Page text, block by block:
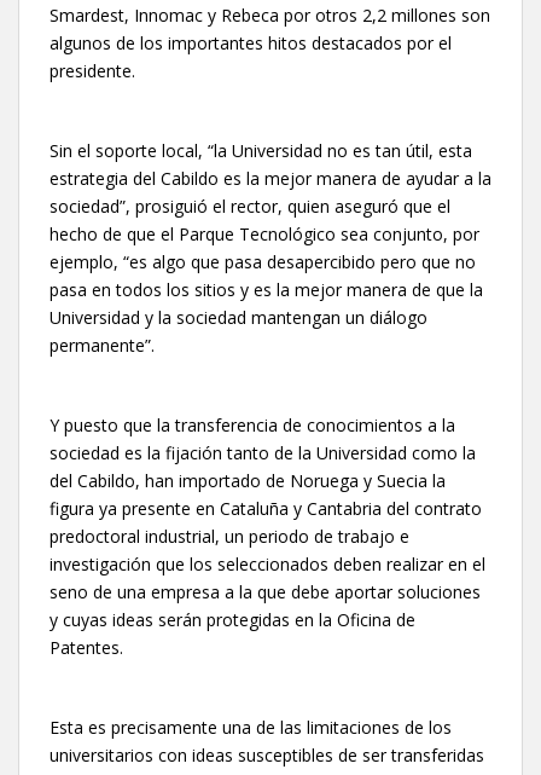
Smardest, Innomac y Rebeca por otros 2,2 millones son
algunos de los importantes hitos destacados por el
presidente.
Sin el soporte local, “la Universidad no es tan útil, esta
estrategia del Cabildo es la mejor manera de ayudar a la
sociedad”, prosiguió el rector, quien aseguró que el
hecho de que el Parque Tecnológico sea conjunto, por
ejemplo, “es algo que pasa desapercibido pero que no
pasa en todos los sitios y es la mejor manera de que la
Universidad y la sociedad mantengan un diálogo
permanente”.
Y puesto que la transferencia de conocimientos a la
sociedad es la fijación tanto de la Universidad como la
del Cabildo, han importado de Noruega y Suecia la
figura ya presente en Cataluña y Cantabria del contrato
predoctoral industrial, un periodo de trabajo e
investigación que los seleccionados deben realizar en el
seno de una empresa a la que debe aportar soluciones
y cuyas ideas serán protegidas en la Oficina de
Patentes.
Esta es precisamente una de las limitaciones de los
universitarios con ideas susceptibles de ser transferidas